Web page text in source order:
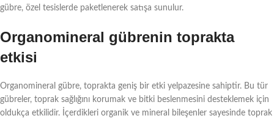
gübre, özel tesislerde paketlenerek satışa sunulur.
Organomineral gübrenin toprakta
etkisi
Organomineral gübre, toprakta geniş bir etki yelpazesine sahiptir. Bu tür
gübreler, toprak sağlığını korumak ve bitki beslenmesini desteklemek için
oldukça etkilidir. İçerdikleri organik ve mineral bileşenler sayesinde toprak